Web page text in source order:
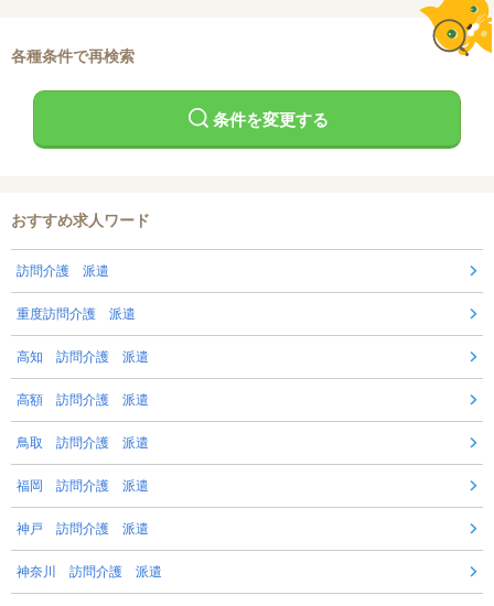
各種条件で再検索
条件を変更する
おすすめ求人ワード
訪問介護 派遣
重度訪問介護 派遣
高知 訪問介護 派遣
高額 訪問介護 派遣
鳥取 訪問介護 派遣
福岡 訪問介護 派遣
神戸 訪問介護 派遣
神奈川 訪問介護 派遣